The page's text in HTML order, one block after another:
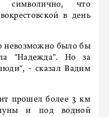
символично, что
в день
невозможно было бы
"Надежда". Но за
- сказал Вадим
прошел более 3 км
и под водной